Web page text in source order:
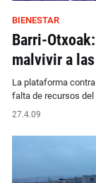
BIENESTAR
Barri-
malvivir a
La plataforma
falta de recursos
27.4.09